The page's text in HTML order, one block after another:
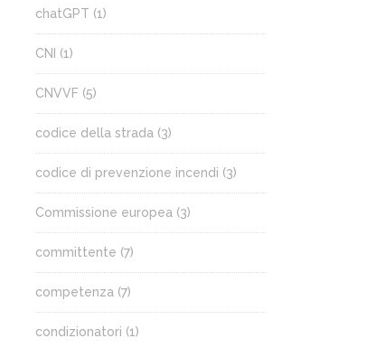
chatGPT (1)
CNI (1)
CNVVF (5)
codice della strada (3)
codice di prevenzione incendi (3)
Commissione europea (3)
committente (7)
competenza (7)
condizionatori (1)